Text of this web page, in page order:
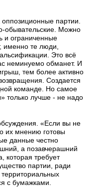
партии.
обывательские. Можно
и ограниченные
именно те люди,
Это всё
неминуемо обманет. И
тем более активно
Создается
команде. Но самое
только лучше - не надо
«Если вы не
их мнению готовы
данные честно
а позавчерашний
которая требует
партии, ради
с бумажками.